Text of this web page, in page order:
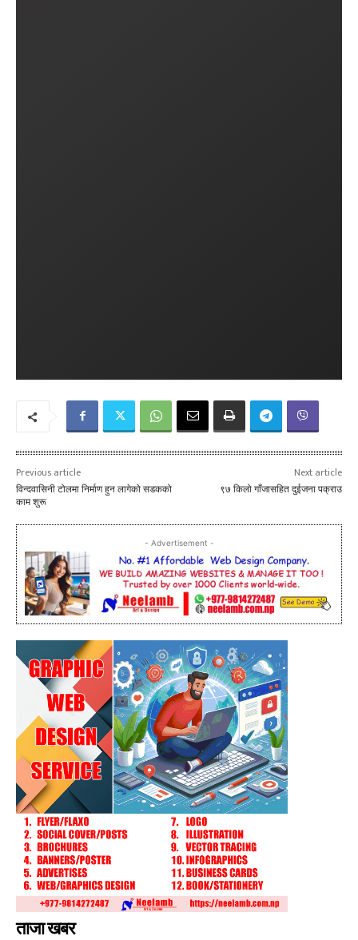
Previous article
विन्दवासिनी टोलमा निर्माण हुन लागेको सडकको
काम शुरू
Next article
९७ किलो गाँजासहित दुईजना पक्राउ
- Advertisement -
ताजा खबर